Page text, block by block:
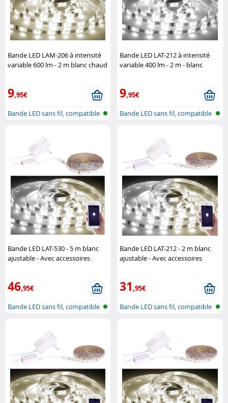
Bande LED LAM-206 à intensité
variable 600 lm - 2 m blanc chaud
9,95€
Bande LED sans fil, compatible
Bande LED LAT-212 à intensité
variable 400 lm - 2 m - blanc
9,95€
Bande LED sans fil, compatible
Bande LED LAT-530 - 5 m blanc
ajustable - Avec accessoires
46,95€
Bande LED sans fil, compatible
Bande LED LAT-212 - 2 m blanc
ajustable - Avec accessoires
31,95€
Bande LED sans fil, compatible